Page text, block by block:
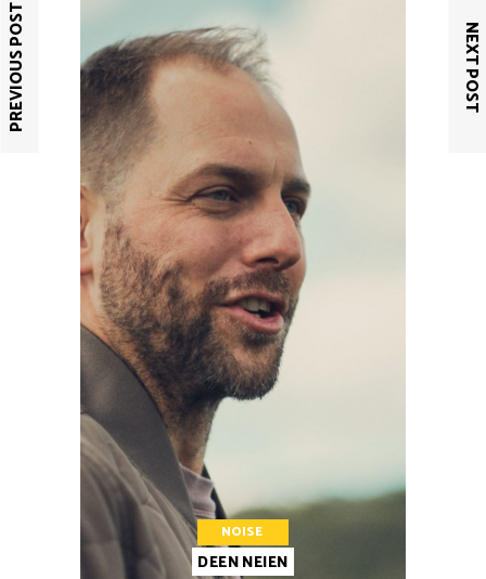
PREVIOUS POST NEXT POST
NOISE
DEEN NEIEN